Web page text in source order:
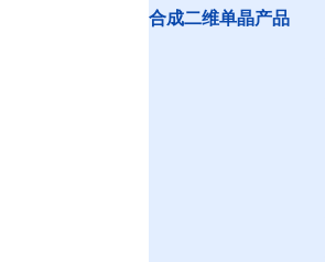
合成二维单晶产品